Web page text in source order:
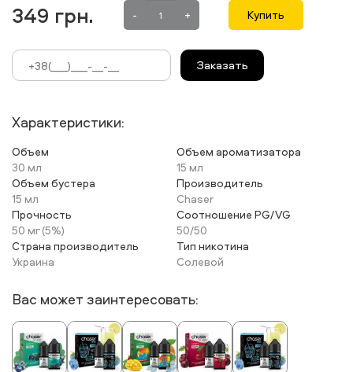
349 грн. - + Купить
Заказать
Характеристики:
Объем
30 мл
Объем ароматизатора
15 мл
Объем бустера
15 мл
Производитель
Chaser
Прочность
50 мг (5%)
Соотношение PG/VG
50/50
Страна производитель
Украина
Тип никотина
Солевой
Вас может заинтересовать: